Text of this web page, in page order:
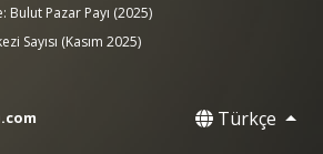
Bulut Pazar Payı (2025)
Sayısı (Kasım 2025)
Türkçe